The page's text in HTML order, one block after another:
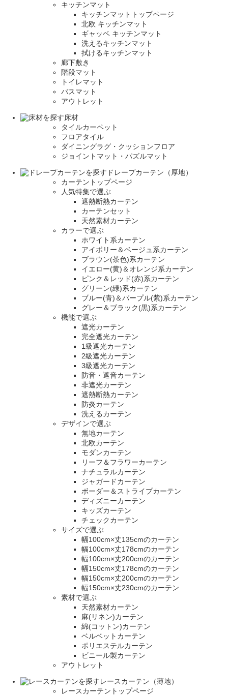
キッチンマット
キッチンマットトップページ
北欧 キッチンマット
ギャッベ キッチンマット
洗えるキッチンマット
拭けるキッチンマット
廊下敷き
階段マット
トイレマット
バスマット
アウトレット
床材
タイルカーペット
フロアタイル
ダイニングラグ・クッションフロア
ジョイントマット・パズルマット
ドレープカーテン（厚地）
カーテントップページ
人気特集で選ぶ
遮熱断熱カーテン
カーテンセット
天然素材カーテン
カラーで選ぶ
ホワイト系カーテン
アイボリー＆ベージュ系カーテン
ブラウン(茶色)系カーテン
イエロー(黄)＆オレンジ系カーテン
ピンク＆レッド(赤)系カーテン
グリーン(緑)系カーテン
ブルー(青)＆パープル(紫)系カーテン
グレー＆ブラック(黒)系カーテン
機能で選ぶ
遮光カーテン
完全遮光カーテン
1級遮光カーテン
2級遮光カーテン
3級遮光カーテン
防音・遮音カーテン
非遮光カーテン
遮熱断熱カーテン
防炎カーテン
洗えるカーテン
デザインで選ぶ
無地カーテン
北欧カーテン
モダンカーテン
リーフ＆フラワーカーテン
ナチュラルカーテン
ジャガードカーテン
ボーダー＆ストライプカーテン
ディズニーカーテン
キッズカーテン
チェックカーテン
サイズで選ぶ
幅100cm×丈135cmのカーテン
幅100cm×丈178cmのカーテン
幅100cm×丈200cmのカーテン
幅150cm×丈178cmのカーテン
幅150cm×丈200cmのカーテン
幅150cm×丈230cmのカーテン
素材で選ぶ
天然素材カーテン
麻(リネン)カーテン
綿(コットン)カーテン
ベルベットカーテン
ポリエステルカーテン
ビニール製カーテン
アウトレット
レースカーテン（薄地）
レースカーテントップページ